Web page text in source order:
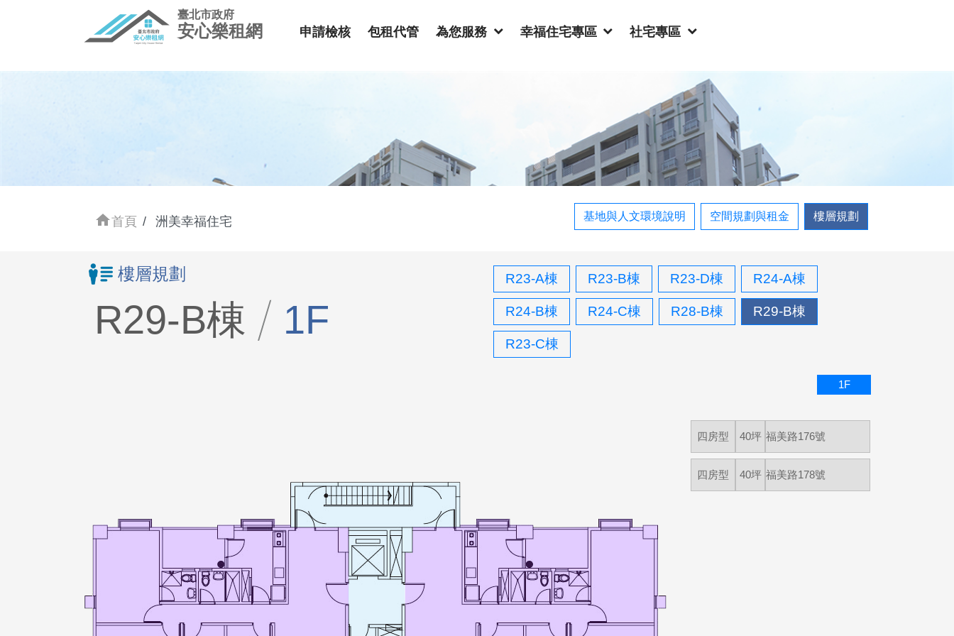
臺北市政府
安心樂租網 申請檢核 包租代管 為您服務 幸福住宅專區 社宅專區
home首頁 洲美幸福住宅 基地與人文環境說明 空間規劃與租金 樓層規劃
樓層規劃
R29-B棟 1F
R23-A棟 R23-B棟 R23-D棟 R24-A棟
R24-B棟 R24-C棟 R28-B棟 R29-B棟
R23-C棟
1F
四房型 40坪 福美路176號
四房型 40坪 福美路178號